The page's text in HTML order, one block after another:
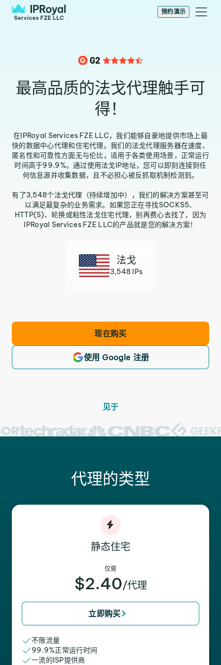
预约演示
最高品质的法戈代理触手可
得！
在IPRoyal Services FZE LLC，我们能够自豪地提供市场上最
快的数据中心代理和住宅代理。我们的法戈代理服务器在速度、
匿名性和可靠性方面无与伦比，适用于各类使用场景，正常运行
时间高于99.9%。通过使用法戈IP地址，您可以即刻连接到任
何信息源并收集数据，且不必担心被反抓取机制检测到。
有了3,548个法戈代理（持续增加中），我们的解决方案甚至可
以满足最复杂的业务需求。如果您正在寻找SOCKS5、
HTTP(S)、轮换或粘性法戈住宅代理，别再费心去找了，因为
IPRoyal Services FZE LLC的产品就是您的解决方案！
法戈
3,548 IPs
现在购买
使用 Google 注册
见于
代理的类型
静态住宅
仅需
$2.40/代理
立即购买
不限流量
99.9%正常运行时间
一流的ISP提供商